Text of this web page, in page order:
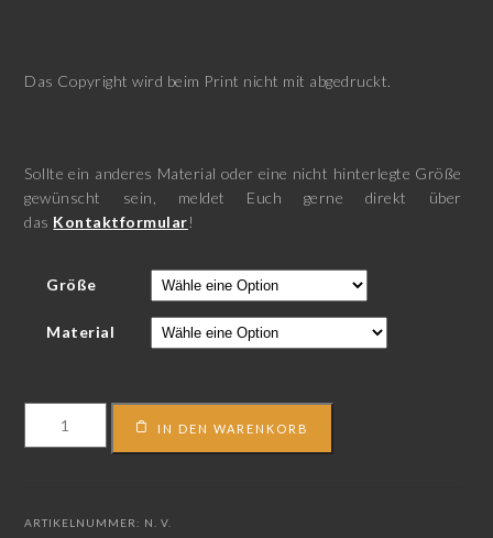
Das Copyright wird beim Print nicht mit abgedruckt.
Sollte ein anderes Material oder eine nicht hinterlegte Größe
gewünscht sein, meldet Euch gerne direkt über
das Kontaktformular!
Größe
Material
Menge
IN DEN WARENKORB
ARTIKELNUMMER: N. V.